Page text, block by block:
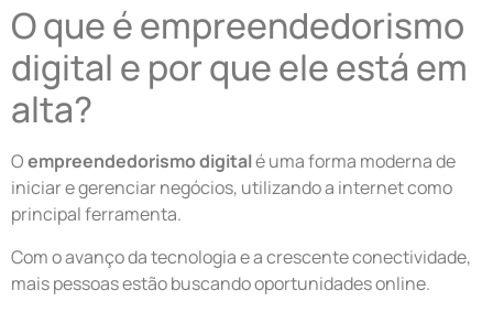
O que é empreendedorismo
digital e por que ele está em
alta?
Oempreendedorismo digitalé uma forma moderna de
iniciar e gerenciar negócios, utilizando a internet como
principal ferramenta.
Com o avanço da tecnologia e a crescente conectividade,
mais pessoas estão buscando oportunidades online.